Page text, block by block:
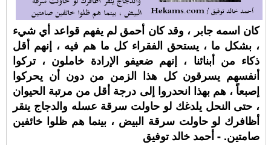
كان اسمه جابر ، وقد كان أحمق لم يفهم قواعد أي شيء
، بشكل ما ، يستحق الفقراء كل ما هم فيه ، إنهم أقل
ذكاء من أبنائنا ، إنهم ضعيفو الإرادة خاملون ، تركوا
أنفسهم يسرقون كل هذا الزمن من دون أن يحركوا
إصبعاً ، هم بهذا انحدروا إلى درجة أقل من مرتبة الحيوان
، حتى النحل يلدغك لو حاولت سرقة عسله والدجاج ينقر
أظافرك لو حاولت سرقة البيض ، بينما هم ظلوا خائفين
صامتين. - أحمد خالد توفيق